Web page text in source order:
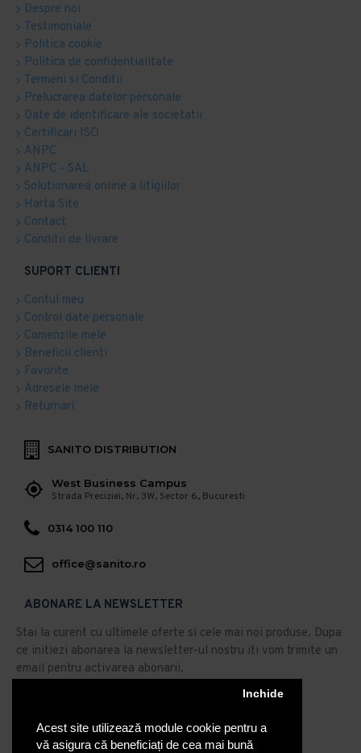
Acest site utilizează module cookie pentru a
vă asigura că beneficiați de cea mai bună
Inchide
Despre noi
Testimoniale
Politica cookie
Politica de confidentialitate
Termeni si Conditii
Prelucrarea datelor personale
Date de identificare ale societatii
Certificari ISO
ANPC
ANPC - SAL
Solutionarea online a litigiilor
Harta Site
Contact
Conditii de livrare
SUPORT CLIENTI
Contul meu
Control date personale
Comenzile mele
Beneficii clienti
Favorite
Adresele mele
Returnari
SANITO DISTRIBUTION
West Business Campus
Strada Preciziei, Nr, 3W, Sector 6, Bucuresti
0314 100 110
office@sanito.ro
ABONARE LA NEWSLETTER
Stai la curent cu ultimele oferte si cele mai noi produse. Dupa
ce initiezi abonarea la newsletter-ul nostru iti vom trimite un
email pentru activarea abonarii.
Abonare
Am citit şi sunt de acord cu Politica de Confidentialitate